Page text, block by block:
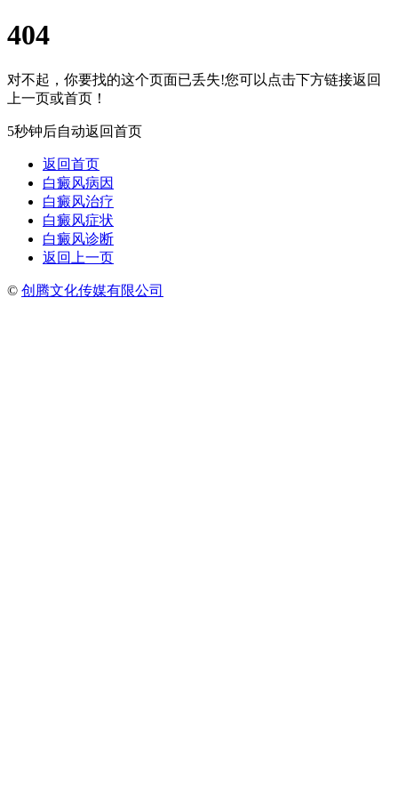
404
对不起，你要找的这个页面已丢失!您可以点击下方链接返回
上一页或首页！
5秒钟后自动返回首页
返回首页
白癜风病因
白癜风治疗
白癜风症状
白癜风诊断
返回上一页
© 创腾文化传媒有限公司